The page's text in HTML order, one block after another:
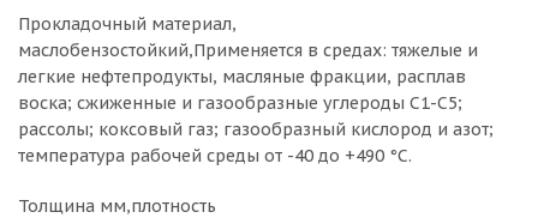
Прокладочный материал,
маслобензостойкий,Применяется в средах: тяжелые и
легкие нефтепродукты, масляные фракции, расплав
воска; сжиженные и газообразные углероды С1-С5;
рассолы; коксовый газ; газообразный кислород и азот;
температура рабочей среды от -40 до +490 °С.
Толщина мм,плотность